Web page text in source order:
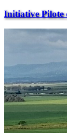
Initiative Pilote